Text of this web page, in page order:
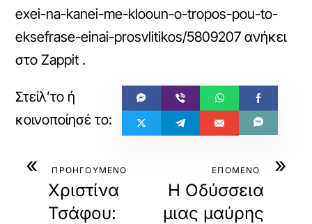
exei-na-kanei-me-klooun-o-tropos-pou-to-
eksefrase-einai-prosvlitikos/5809207 ανήκει
στοZappit .
« ΠΡΟΗΓΟΥΜΕΝΟ
Χριστίνα
Τσάφου:
»
ΕΠΟΜΕΝΟ
Η Οδύσσεια
μιας μαύρης